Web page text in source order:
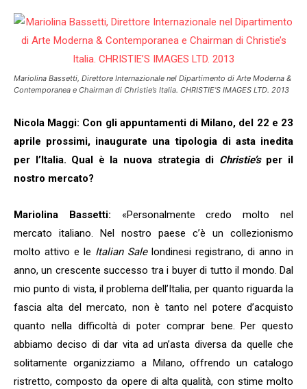
Mariolina Bassetti, Direttore Internazionale nel Dipartimento di Arte Moderna &
Contemporanea e Chairman di Christie’s Italia. CHRISTIE’S IMAGES LTD. 2013
Nicola Maggi: Con gli appuntamenti di Milano, del 22 e 23
aprile prossimi, inaugurate una tipologia di asta inedita
per l’Italia. Qual è la nuova strategia di Christie’sper il
nostro mercato?
Mariolina Bassetti: «Personalmente credo molto nel
mercato italiano. Nel nostro paese c’è un collezionismo
molto attivo e le Italian Salelondinesi registrano, di anno in
anno, un crescente successo tra i buyer di tutto il mondo. Dal
mio punto di vista, il problema dell’Italia, per quanto riguarda la
fascia alta del mercato, non è tanto nel potere d’acquisto
quanto nella difficoltà di poter comprar bene. Per questo
abbiamo deciso di dar vita ad un’asta diversa da quelle che
solitamente organizziamo a Milano, offrendo un catalogo
ristretto, composto da opere di alta qualità, con stime molto